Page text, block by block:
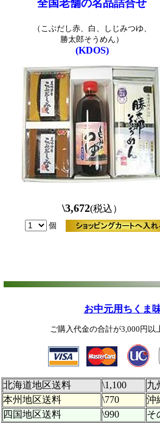
全国老舗の名品詰合せ
（こぶだし赤、白、しじみつゆ、
勝太郎そうめん）
(KDOS)
\3,672(税込）
個
お中元用ちくま
ご購入代金の合計が3,000円
北海道地区送料 \1,100
九
本州地区送料
\770
沖
四国地区送料
\990 そ